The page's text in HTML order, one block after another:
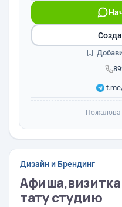
Дизайн и Брендинг
тату студию